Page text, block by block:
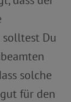
solltest Du
solche
für den